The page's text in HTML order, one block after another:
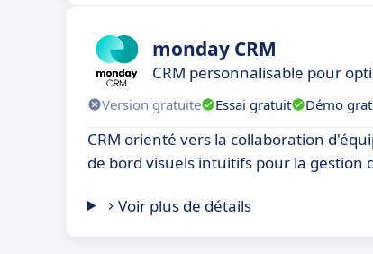
monday CRM
CRM personnalisable pour
Version gratuite Essai gratuit Démo
CRM orienté vers la collaboration
de bord visuels intuitifs pour la gestion
Voir plus de détails